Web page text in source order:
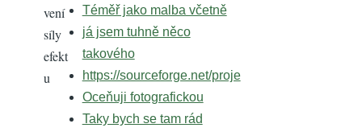
vení
síly
efekt
u
Téměř jako malba včetně
já jsem tuhně něco
takového
https://sourceforge.net/proje
Oceňuji fotografickou
Taky bych se tam rád